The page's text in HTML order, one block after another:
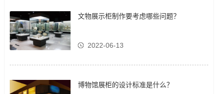
文物展示柜制作要考虑哪些问题？
2022-06-13
博物馆展柜的设计标准是什么？